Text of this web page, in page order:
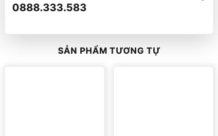
0888.333.583
SẢN PHẨM TƯƠNG TỰ